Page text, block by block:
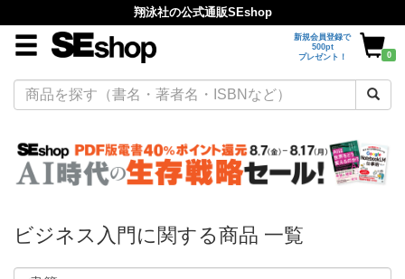
翔泳社の公式通販SEshop
新規会員登録で
500pt
プレゼント！
0
ビジネス入門に関する商品 一覧